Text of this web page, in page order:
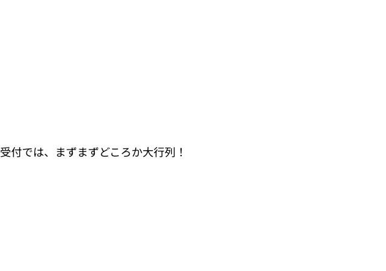
受付では、まずまずどころか大行列！